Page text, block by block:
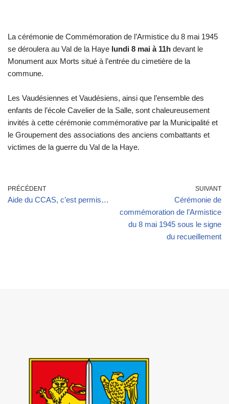
La cérémonie de Commémoration de l’Armistice du 8 mai 1945
se déroulera au Val de la Haye lundi 8 mai à 11h devant le
Monument aux Morts situé à l’entrée du cimetière de la
commune.
Les Vaudésiennes et Vaudésiens, ainsi que l’ensemble des
enfants de l’école Cavelier de la Salle, sont chaleureusement
invités à cette cérémonie commémorative par la Municipalité et
le Groupement des associations des anciens combattants et
victimes de la guerre du Val de la Haye.
PRÉCÉDENT
Aide du CCAS, c’est permis…
SUIVANT
Cérémonie de
commémoration de l’Armistice
du 8 mai 1945 sous le signe
du recueillement